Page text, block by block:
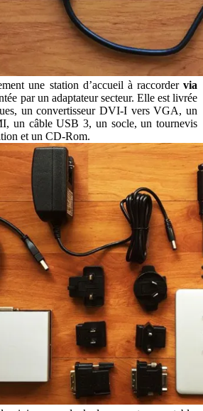
une station d’accueil à raccorder via
par un adaptateur secteur. Elle est livrée
un convertisseur DVI-I vers VGA, un
un câble USB 3, un socle, un tournevis
et un CD-Rom.